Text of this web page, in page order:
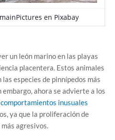
en Pixabay
un león marino en las playas
placentera. Estos animales
especies de pinnípedos más
ahora se advierte a los
comportamientos inusuales
ya que la proliferación de
agresivos.